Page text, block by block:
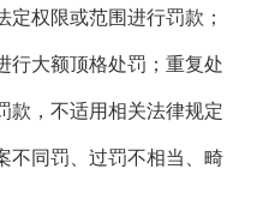
权限或范围进行罚款；
行大额顶格处罚；重复处
款，不适用相关法律规定
不同罚、过罚不相当、畸